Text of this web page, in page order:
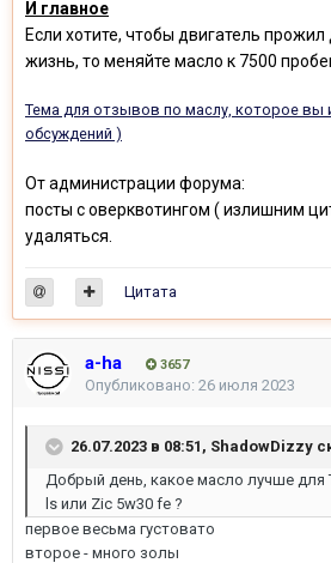
И главное
Если хотите, чтобы двигатель
жизнь, то меняйте масло к 7500
Тема для отзывов по маслу, которое вы
обсуждений )
От администрации форума:
посты с оверквотингом ( излишним
удаляться.
Цитата
a-ha 3657
Опубликовано: 26 июля 2023
26.07.2023 в 08:51, ShadowDizzy
Добрый день, какое масло лучше для
ls или Zic 5w30 fe ?
первое весьма густовато
второе - много золы